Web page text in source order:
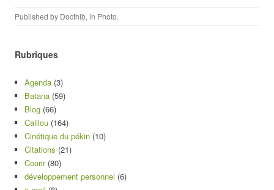
Published by Docthib, in Photo.
Rubriques
Agenda (3)
Batana (59)
Blog (66)
Caillou (164)
Cinétique du pékin (10)
Citations (21)
Courir(80)
développement personnel (6)